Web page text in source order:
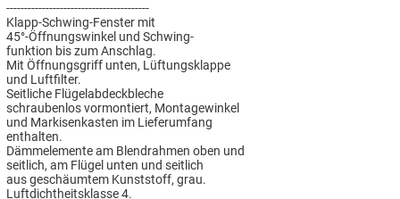
----------------------------------------
Klapp-Schwing-Fenster mit
45°-Öffnungswinkel und Schwing-
funktion bis zum Anschlag.
Mit Öffnungsgriff unten, Lüftungsklappe
und Luftfilter.
Seitliche Flügelabdeckbleche
schraubenlos vormontiert, Montagewinkel
und Markisenkasten im Lieferumfang
enthalten.
Dämmelemente am Blendrahmen oben und
seitlich, am Flügel unten und seitlich
aus geschäumtem Kunststoff, grau.
Luftdichtheitsklasse 4.